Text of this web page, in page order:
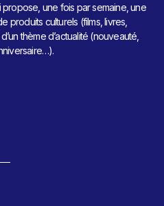
une fois par semaine, une
produits culturels (films, livres,
thème d’actualité (nouveauté,